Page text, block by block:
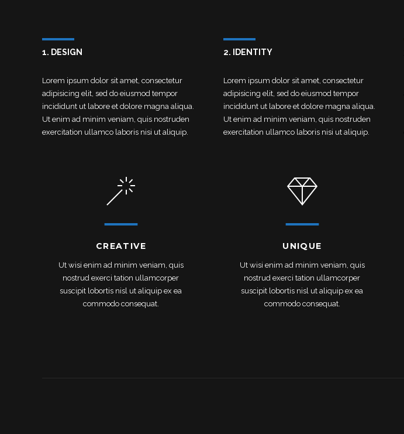
1. DESIGN
Lorem ipsum dolor sit amet, consectetur
adipisicing elit, sed do eiusmod tempor
incididunt ut labore et dolore magna aliqua.
Ut enim ad minim veniam, quis nostruden
exercitation ullamco laboris nisi ut aliquip.
2. IDENTITY
Lorem ipsum dolor sit amet, consectetur
adipisicing elit, sed do eiusmod tempor
incididunt ut labore et dolore magna aliqua.
Ut enim ad minim veniam, quis nostruden
exercitation ullamco laboris nisi ut aliquip.
CREATIVE
Ut wisi enim ad minim veniam, quis
nostrud exerci tation ullamcorper
suscipit lobortis nisl ut aliquip ex ea
commodo consequat.
UNIQUE
Ut wisi enim ad minim veniam, quis
nostrud exerci tation ullamcorper
suscipit lobortis nisl ut aliquip ex ea
commodo consequat.